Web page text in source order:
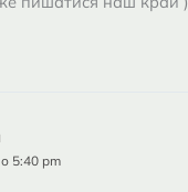
5:40 pm